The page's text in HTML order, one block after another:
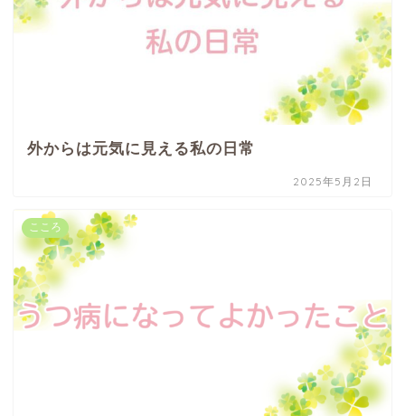
外からは元気に見える私の日常
2025年5月2日
こころ